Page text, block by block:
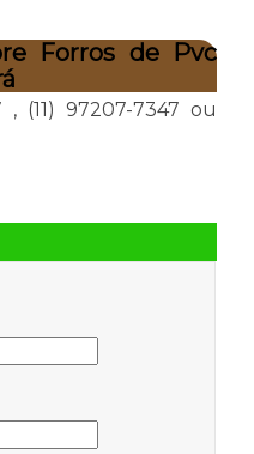
Forros de Pvc
, (11) 97207-7347 ou